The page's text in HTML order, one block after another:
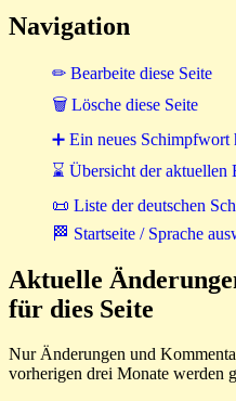
Navigation
✏ Bearbeite diese Seite
🗑 Lösche diese Seite
➕ Ein neues Schimpfwort
⌛ Übersicht der aktuellen
📜 Liste der deutschen
🏁 Startseite / Sprache
Aktuelle
für dies Seite
Nur Änderungen und
vorherigen drei Monate werden